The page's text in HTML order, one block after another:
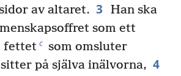
av altaret. 3
Han ska
som ett
fettet c som omsluter
på själva inälvorna, 4